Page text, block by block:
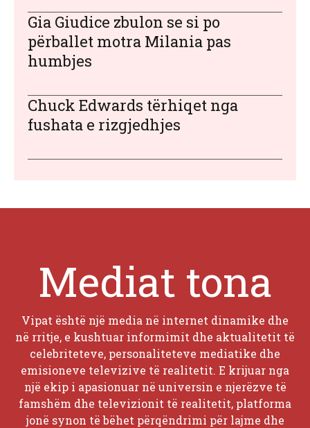
Gia Giudice zbulon se si po
përballet motra Milania pas
humbjes
Chuck Edwards tërhiqet nga
fushata e rizgjedhjes
Mediat tona
Vipat është një media në internet dinamike dhe
në rritje, e kushtuar informimit dhe aktualitetit të
celebriteteve, personaliteteve mediatike dhe
emisioneve televizive të realitetit. E krijuar nga
një ekip i apasionuar në universin e njerëzve të
famshëm dhe televizionit të realitetit, platforma
jonë synon të bëhet përqëndrimi për lajme dhe